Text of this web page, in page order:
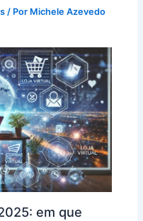
/ Por Michele Azevedo
em que